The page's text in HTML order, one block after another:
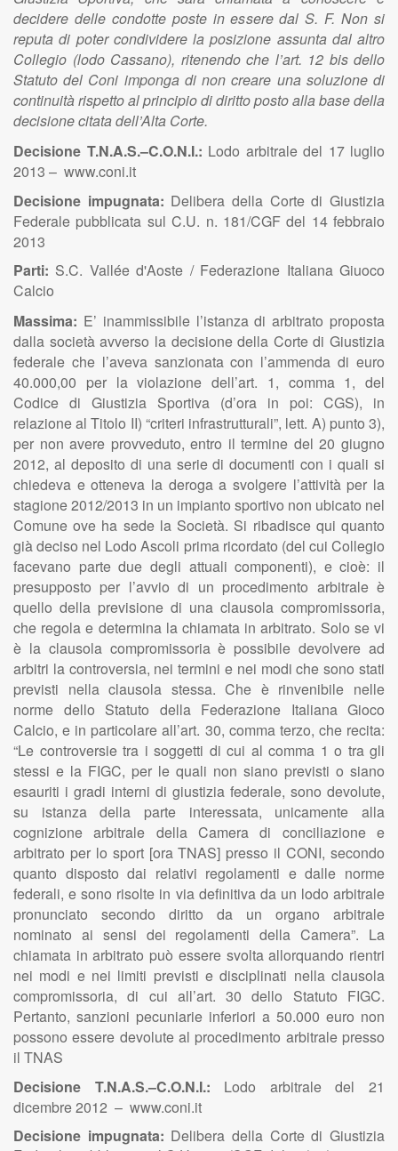
decidere delle condotte poste in essere dal S. F. Non si
reputa di poter condividere la posizione assunta dal altro
Collegio (lodo Cassano), ritenendo che l’art. 12 bis dello
Statuto del Coni imponga di non creare una soluzione di
continuità rispetto al principio di diritto posto alla base della
decisione citata dell’Alta Corte.
Decisione T.N.A.S.–C.O.N.I.: Lodo arbitrale del 17 luglio
2013 – www.coni.it
Decisione impugnata: Delibera della Corte di Giustizia
Federale pubblicata sul C.U. n. 181/CGF del 14 febbraio
2013
Parti: S.C. Vallée d'Aoste / Federazione Italiana Giuoco
Calcio
Massima: E’ inammissibile l’istanza di arbitrato proposta
dalla società avverso la decisione della Corte di Giustizia
federale che l’aveva sanzionata con l’ammenda di euro
40.000,00 per la violazione dell’art. 1, comma 1, del
Codice di Giustizia Sportiva (d’ora in poi: CGS), in
relazione al Titolo II) “criteri infrastrutturali”, lett. A) punto 3),
per non avere provveduto, entro il termine del 20 giugno
2012, al deposito di una serie di documenti con i quali si
chiedeva e otteneva la deroga a svolgere l’attività per la
stagione 2012/2013 in un impianto sportivo non ubicato nel
Comune ove ha sede la Società. Si ribadisce qui quanto
già deciso nel Lodo Ascoli prima ricordato (del cui Collegio
facevano parte due degli attuali componenti), e cioè: il
presupposto per l’avvio di un procedimento arbitrale è
quello della previsione di una clausola compromissoria,
che regola e determina la chiamata in arbitrato. Solo se vi
è la clausola compromissoria è possibile devolvere ad
arbitri la controversia, nei termini e nei modi che sono stati
previsti nella clausola stessa. Che è rinvenibile nelle
norme dello Statuto della Federazione Italiana Gioco
Calcio, e in particolare all’art. 30, comma terzo, che recita:
“Le controversie tra i soggetti di cui al comma 1 o tra gli
stessi e la FIGC, per le quali non siano previsti o siano
esauriti i gradi interni di giustizia federale, sono devolute,
su istanza della parte interessata, unicamente alla
cognizione arbitrale della Camera di conciliazione e
arbitrato per lo sport [ora TNAS] presso il CONI, secondo
quanto disposto dai relativi regolamenti e dalle norme
federali, e sono risolte in via definitiva da un lodo arbitrale
pronunciato secondo diritto da un organo arbitrale
nominato ai sensi dei regolamenti della Camera”. La
chiamata in arbitrato può essere svolta allorquando rientri
nei modi e nei limiti previsti e disciplinati nella clausola
compromissoria, di cui all’art. 30 dello Statuto FIGC.
Pertanto, sanzioni pecuniarie inferiori a 50.000 euro non
possono essere devolute al procedimento arbitrale presso
il TNAS
Decisione T.N.A.S.–C.O.N.I.: Lodo arbitrale del 21
dicembre 2012 – www.coni.it
Decisione impugnata: Delibera della Corte di Giustizia